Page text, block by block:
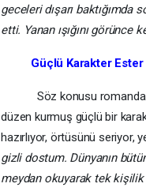
geceleri dışarı
etti. Yanan ışığını görünce
Güçlü Karakter Ester
Söz konusu romanda en
düzen kurmuş güçlü bir
hazırlıyor, örtüsünü seriyor,
gizli dostum. Dünyanın
meydan okuyarak tek kişilik